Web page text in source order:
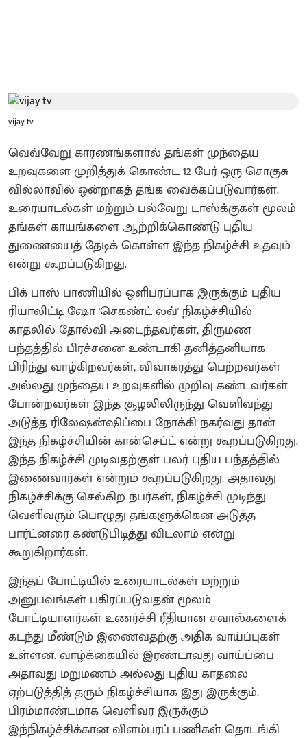
vijay tv
வெவ்வேறு காரணங்களால் தங்கள் முந்தைய
உறவுகளை முறித்துக் கொண்ட 12 பேர் ஒரு சொகுசு
வில்லாவில் ஒன்றாகத் தங்க வைக்கப்படுவார்கள்.
உரையாடல்கள் மற்றும் பல்வேறு டாஸ்க்குகள் மூலம்
தங்கள் காயங்களை ஆற்றிக்கொண்டு புதிய
துணையைத் தேடிக் கொள்ள இந்த நிகழ்ச்சி உதவும்
என்று கூறப்படுகிறது.
பிக் பாஸ் பாணியில் ஒளிபரப்பாக இருக்கும் புதிய
ரியாலிட்டி ஷோ 'செகண்ட் லவ்' நிகழ்ச்சியில்
காதலில் தோல்வி அடைந்தவர்கள், திருமண
பந்தத்தில் பிரச்சனை உண்டாகி தனித்தனியாக
பிரிந்து வாழ்கிறவர்கள், விவாகரத்து பெற்றவர்கள்
அல்லது முந்தைய உறவுகளில் முறிவு கண்டவர்கள்
போன்றவர்கள் இந்த சூழலிலிருந்து வெளிவந்து
அடுத்த ரிலேஷன்ஷிப்பை நோக்கி நகர்வது தான்
இந்த நிகழ்ச்சியின் கான்செப்ட் என்று கூறப்படுகிறது.
இந்த நிகழ்ச்சி முடிவதற்குள் பலர் புதிய பந்தத்தில்
இணைவார்கள் என்றும் கூறப்படுகிறது. அதாவது
நிகழ்ச்சிக்கு செல்கிற நபர்கள், நிகழ்ச்சி முடிந்து
வெளிவரும் பொழுது தங்களுக்கென அடுத்த
பார்ட்னரை கண்டுபிடித்து விடலாம் என்று
கூறுகிறார்கள்.
இந்தப் போட்டியில் உரையாடல்கள் மற்றும்
அனுபவங்கள் பகிரப்படுவதன் மூலம்
போட்டியாளர்கள் உணர்ச்சி ரீதியான சவால்களைக்
கடந்து மீண்டும் இணைவதற்கு அதிக வாய்ப்புகள்
உள்ளன. வாழ்க்கையில் இரண்டாவது வாய்ப்பை
அதாவது மறுமணம் அல்லது புதிய காதலை
ஏற்படுத்தித் தரும் நிகழ்ச்சியாக இது இருக்கும்.
பிரம்மாண்டமாக வெளிவர இருக்கும்
இந்நிகழ்ச்சிக்கான விளம்பரப் பணிகள் தொடங்கி